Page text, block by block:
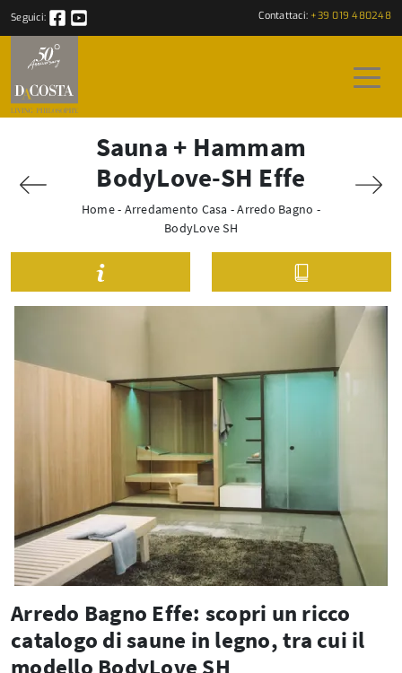
Seguici: Contattaci: +39 019 480248
Sauna + Hammam
BodyLove-SH Effe
Home- Arredamento Casa -Arredo Bagno -
BodyLove SH
Arredo Bagno Effe: scopri un ricco
catalogo di saune in legno, tra cui il
modello BodyLove SH